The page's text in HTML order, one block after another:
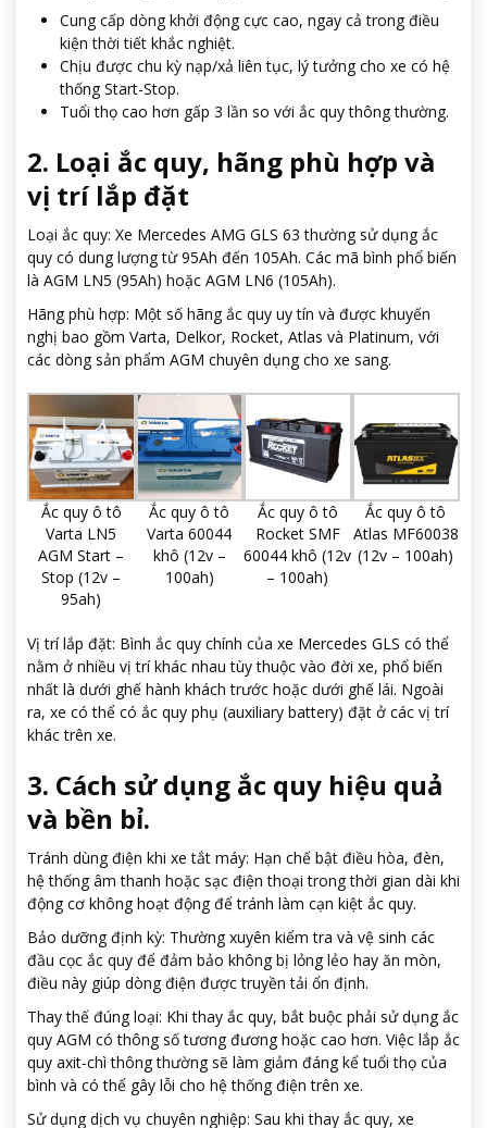
Cung cấp dòng khởi động cực cao, ngay cả trong điều
kiện thời tiết khắc nghiệt.
Chịu được chu kỳ nạp/xả liên tục, lý tưởng cho xe có hệ
thống Start-Stop.
Tuổi thọ cao hơn gấp 3 lần so với ắc quy thông thường.
2. Loại ắc quy, hãng phù hợp và
vị trí lắp đặt
Loại ắc quy: Xe Mercedes AMG GLS 63 thường sử dụng ắc
quy có dung lượng từ 95Ah đến 105Ah. Các mã bình phổ biến
là AGM LN5 (95Ah) hoặc AGM LN6 (105Ah).
Hãng phù hợp: Một số hãng ắc quy uy tín và được khuyến
nghị bao gồm Varta, Delkor, Rocket, Atlas và Platinum, với
các dòng sản phẩm AGM chuyên dụng cho xe sang.
Ắc quy ô tô
Varta LN5
AGM Start –
Stop (12v –
95ah)
Ắc quy ô tô
Varta 60044
khô (12v –
100ah)
Ắc quy ô tô
Rocket SMF
60044 khô (12v
– 100ah)
Ắc quy ô tô
Atlas MF60038
(12v – 100ah)
Vị trí lắp đặt: Bình ắc quy chính của xe Mercedes GLS có thể
nằm ở nhiều vị trí khác nhau tùy thuộc vào đời xe, phổ biến
nhất là dưới ghế hành khách trước hoặc dưới ghế lái. Ngoài
ra, xe có thể có ắc quy phụ (auxiliary battery) đặt ở các vị trí
khác trên xe.
3. Cách sử dụng ắc quy hiệu quả
và bền bỉ.
Tránh dùng điện khi xe tắt máy: Hạn chế bật điều hòa, đèn,
hệ thống âm thanh hoặc sạc điện thoại trong thời gian dài khi
động cơ không hoạt động để tránh làm cạn kiệt ắc quy.
Bảo dưỡng định kỳ: Thường xuyên kiểm tra và vệ sinh các
đầu cọc ắc quy để đảm bảo không bị lỏng lẻo hay ăn mòn,
điều này giúp dòng điện được truyền tải ổn định.
Thay thế đúng loại: Khi thay ắc quy, bắt buộc phải sử dụng ắc
quy AGM có thông số tương đương hoặc cao hơn. Việc lắp ắc
quy axit-chì thông thường sẽ làm giảm đáng kể tuổi thọ của
bình và có thể gây lỗi cho hệ thống điện trên xe.
Sử dụng dịch vụ chuyên nghiệp: Sau khi thay ắc quy, xe